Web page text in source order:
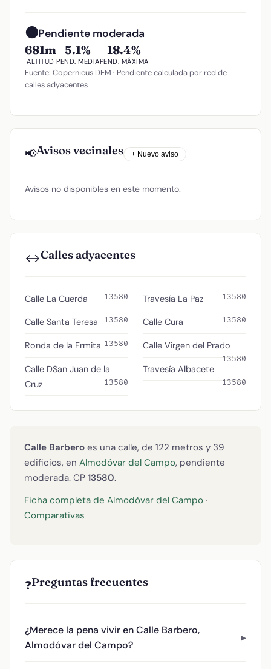
🟠Pendiente moderada
681m
ALTITUD
5.1%
PEND. MEDIA
18.4%
PEND. MÁXIMA
Fuente: Copernicus DEM · Pendiente calculada por red de
calles adyacentes
📢Avisos vecinales + Nuevo aviso
Avisos no disponibles en este momento.
↔️Calles adyacentes
Calle La Cuerda 13580
Calle Santa Teresa 13580
Ronda de la Ermita 13580
Calle DSan Juan de la
Cruz
13580
Travesía La Paz 13580
Calle Cura 13580
Calle Virgen del Prado
13580
Travesía Albacete
13580
Calle Barbero es una calle, de 122 metros y 39
edificios, en Almodóvar del Campo, pendiente
moderada. CP 13580.
Ficha completa de Almodóvar del Campo ·
Comparativas
❓Preguntas frecuentes
¿Merece la pena vivir en Calle Barbero,
Almodóvar del Campo?